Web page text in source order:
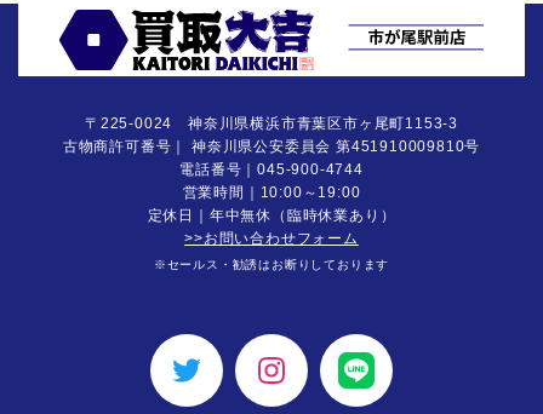
〒225-0024 神奈川県横浜市青葉区市ヶ尾町1153-3
古物商許可番号｜ 神奈川県公安委員会 第451910009810号
電話番号｜045-900-4744
営業時間｜10:00～19:00
定休日｜年中無休（臨時休業あり）
>>お問い合わせフォーム
※セールス・勧誘はお断りしております